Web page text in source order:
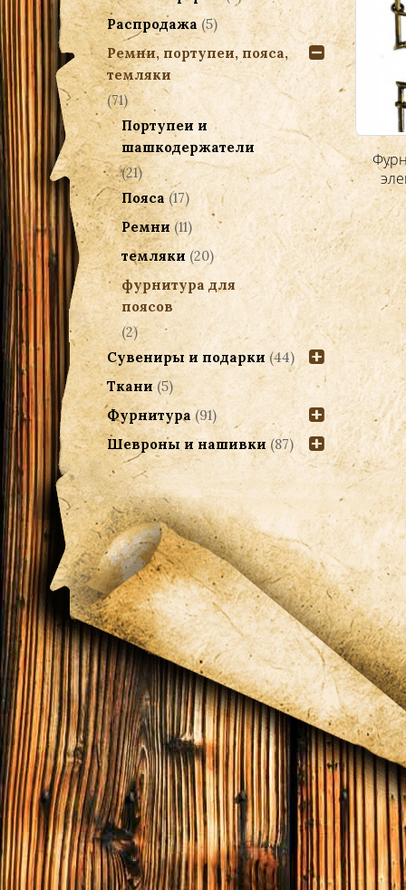
Распродажа (5)
Ремни, портупеи, пояса,
темляки
(71)
Портупеи и
шашкодержатели
(21)
Пояса (17)
Ремни (11)
темляки (20)
фурнитура для
поясов
(2)
Сувениры и подарки (44)
Ткани (5)
Фурнитура (91)
Шевроны и нашивки (87)